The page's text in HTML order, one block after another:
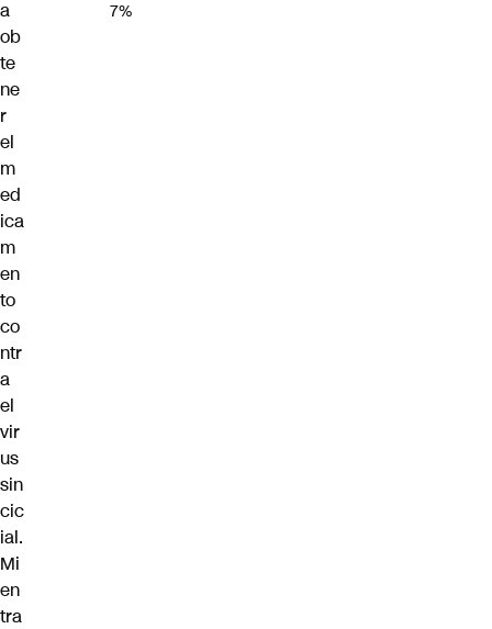
a
ob
te
ne
r
el
m
ed
ica
m
en
to
co
ntr
a
el
vir
us
sin
cic
ial.
Mi
en
tra
7%